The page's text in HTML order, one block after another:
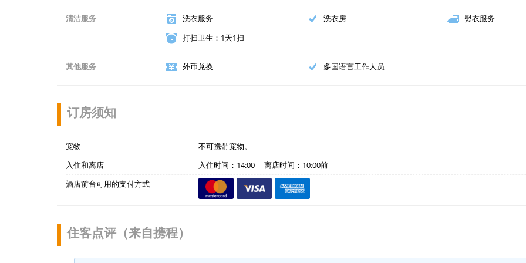
清洁服务 洗衣服务 洗衣房
熨衣服务
打扫卫生：1天1扫
其他服务 外币兑换 多国语言工作人员
订房须知
宠物
不可携带宠物。
入住和离店
入住时间：14:00 - 离店时间：10:00前
酒店前台可用的支付方式
住客点评（来自携程）